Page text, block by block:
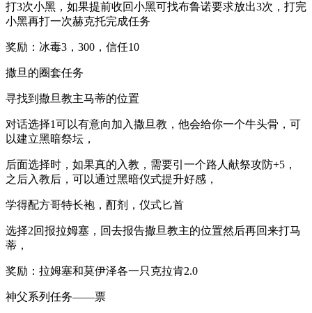
打3次小黑，如果提前收回小黑可找布鲁诺要求放出3次，打完
小黑再打一次赫克托完成任务
奖励：冰毒3，300，信任10
撒旦的圈套任务
寻找到撒旦教主马蒂的位置
对话选择1可以有意向加入撒旦教，他会给你一个牛头骨，可
以建立黑暗祭坛，
后面选择时，如果真的入教，需要引一个路人献祭攻防+5，
之后入教后，可以通过黑暗仪式提升好感，
学得配方哥特长袍，酊剂，仪式匕首
选择2回报拉姆塞，回去报告撒旦教主的位置然后再回来打马
蒂，
奖励：拉姆塞和莫伊泽各一只克拉肯2.0
神父系列任务——票